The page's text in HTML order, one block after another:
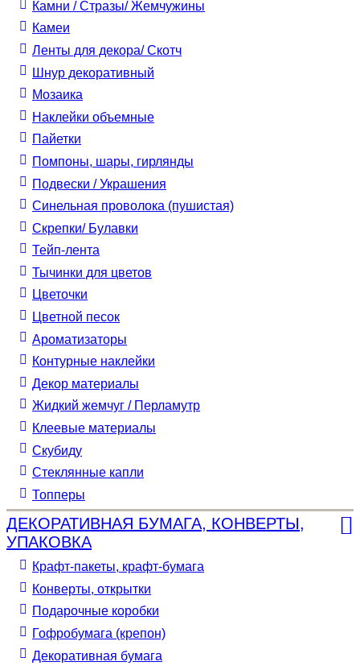
Камни / Cтразы/ Жемчужины
Камеи
Ленты для декора/ Скотч
Шнур декоративный
Мозаика
Наклейки объемные
Пайетки
Помпоны, шары, гирлянды
Подвески / Украшения
Синельная проволока (пушистая)
Скрепки/ Булавки
Тейп-лента
Тычинки для цветов
Цветочки
Цветной песок
Ароматизаторы
Контурные наклейки
Декор материалы
Жидкий жемчуг / Перламутр
Клеевые материалы
Скубиду
Стеклянные капли
Топперы
ДЕКОРАТИВНАЯ БУМАГА, КОНВЕРТЫ,
УПАКОВКА
Крафт-пакеты, крафт-бумага
Конверты, открытки
Подарочные коробки
Гофробумага (крепон)
Декоративная бумага